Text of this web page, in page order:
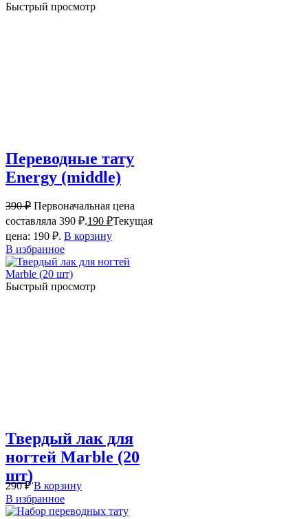
Быстрый просмотр
Переводные тату
Energy (middle)
390₽ Первоначальная цена
составляла 390 ₽.190 ₽Текущая
цена: 190 ₽. В корзину
В избранное
Быстрый просмотр
Твердый лак для
ногтей Marble (20
шт)
290₽ В корзину
В избранное